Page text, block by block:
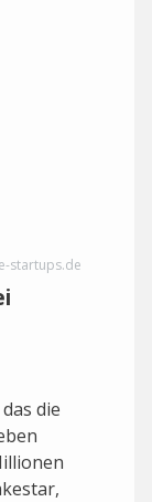
startups.de
die